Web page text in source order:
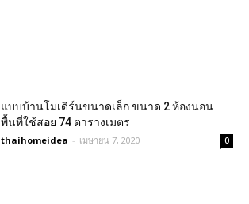
แบบบ้านโมเดิร์นขนาดเล็ก ขนาด 2 ห้องนอน
พื้นที่ใช้สอย 74 ตารางเมตร
thaihomeidea - เมษายน 7, 2020 0